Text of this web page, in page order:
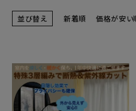
ACCOUNT MENU
ようこそ ゲスト 様
ブランドから探す
並び替え 新着順 価格が安い